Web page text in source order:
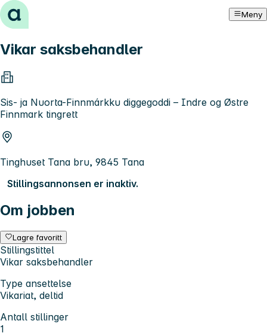
Hopp til innhold Meny
Vikar saksbehandler
Sis- ja Nuorta-Finnmárkku diggegoddi – Indre og Østre
Finnmark tingrett
Tinghuset Tana bru, 9845 Tana
Stillingsannonsen er inaktiv.
Om jobben
Lagre favoritt
Stillingstittel
Vikar saksbehandler
Type ansettelse
Vikariat, deltid
Antall stillinger
1